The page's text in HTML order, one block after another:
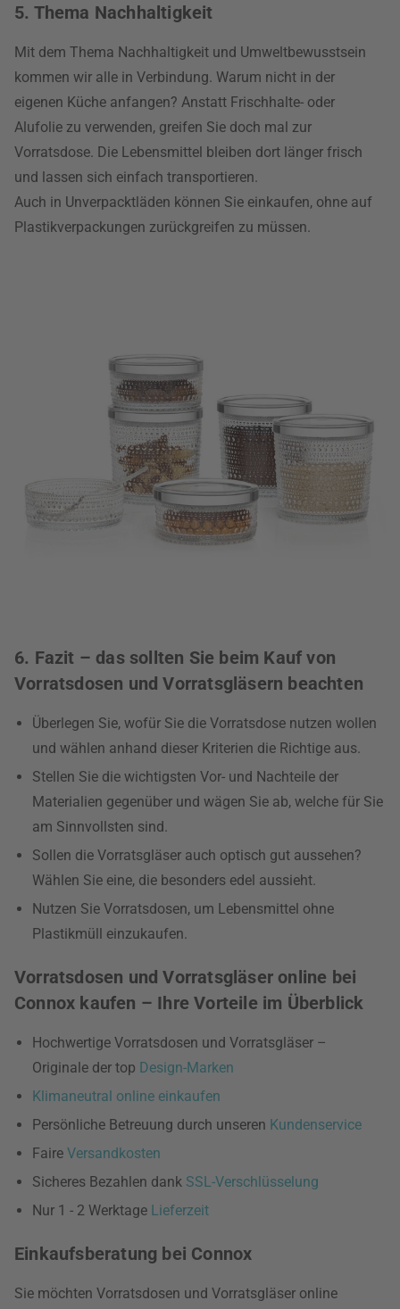
5. Thema Nachhaltigkeit
Mit dem Thema Nachhaltigkeit und Umweltbewusstsein
kommen wir alle in Verbindung. Warum nicht in der
eigenen Küche anfangen? Anstatt Frischhalte- oder
Alufolie zu verwenden, greifen Sie doch mal zur
Vorratsdose. Die Lebensmittel bleiben dort länger frisch
und lassen sich einfach transportieren.
Auch in Unverpacktläden können Sie einkaufen, ohne auf
Plastikverpackungen zurückgreifen zu müssen.
6. Fazit – das sollten Sie beim Kauf von
Vorratsdosen und Vorratsgläsern beachten
Überlegen Sie, wofür Sie die Vorratsdose nutzen wollen
und wählen anhand dieser Kriterien die Richtige aus.
Stellen Sie die wichtigsten Vor- und Nachteile der
Materialien gegenüber und wägen Sie ab, welche für Sie
am Sinnvollsten sind.
Sollen die Vorratsgläser auch optisch gut aussehen?
Wählen Sie eine, die besonders edel aussieht.
Nutzen Sie Vorratsdosen, um Lebensmittel ohne
Plastikmüll einzukaufen.
Vorratsdosen und Vorratsgläser online bei
Connox kaufen – Ihre Vorteile im Überblick
Hochwertige Vorratsdosen und Vorratsgläser –
Originale der top Design-Marken
Klimaneutral online einkaufen
Persönliche Betreuung durch unseren Kundenservice
Faire Versandkosten
Sicheres Bezahlen dank SSL-Verschlüsselung
Nur 1 - 2 Werktage Lieferzeit
Einkaufsberatung bei Connox
Sie möchten Vorratsdosen und Vorratsgläser online